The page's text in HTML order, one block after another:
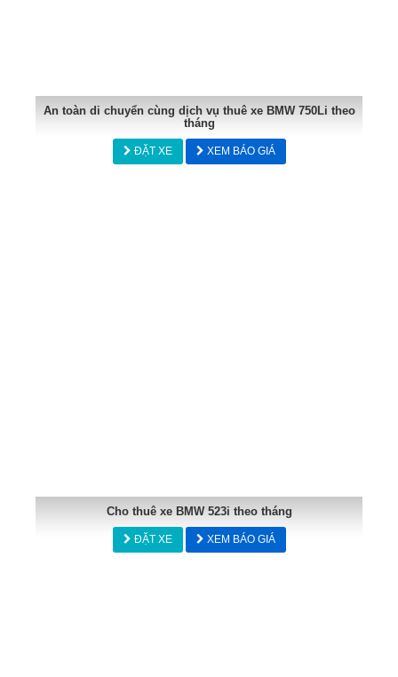
An toàn di chuyển cùng dịch vụ thuê xe BMW 750Li theo
tháng
ĐẶT XE XEM BÁO GIÁ
Cho thuê xe BMW 523i theo tháng
ĐẶT XE XEM BÁO GIÁ